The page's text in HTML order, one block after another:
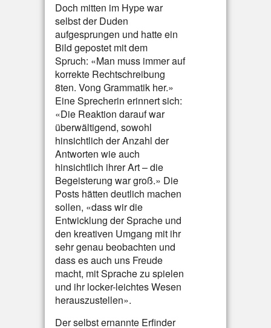
Doch mitten im Hype war
selbst der Duden
aufgesprungen und hatte ein
Bild gepostet mit dem
Spruch: «Man muss immer auf
korrekte Rechtschreibung
8ten. Vong Grammatik her.»
Eine Sprecherin erinnert sich:
«Die Reaktion darauf war
überwältigend, sowohl
hinsichtlich der Anzahl der
Antworten wie auch
hinsichtlich ihrer Art – die
Begeisterung war groß.» Die
Posts hätten deutlich machen
sollen, «dass wir die
Entwicklung der Sprache und
den kreativen Umgang mit ihr
sehr genau beobachten und
dass es auch uns Freude
macht, mit Sprache zu spielen
und ihr locker-leichtes Wesen
herauszustellen».
Der selbst ernannte Erfinder